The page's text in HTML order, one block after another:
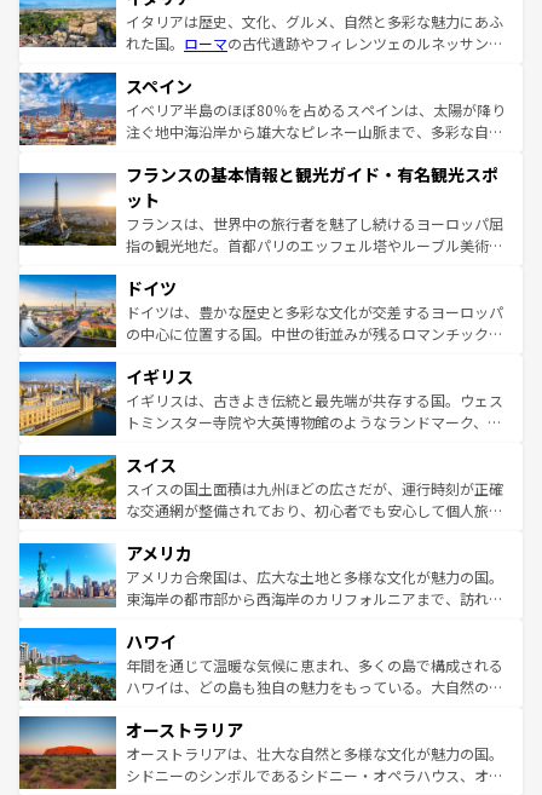
イタリアは歴史、文化、グルメ、自然と多彩な魅力にあふ
れた国。 ローマの古代遺跡やフィレンツェのルネッサンス
ろん、トスカーナの美しい田園風景やアマルフィ海岸の絶
景など、自然景観も見逃せない。観光の合間には、本場の
ピザやパスタなど、絶品のイタリア料理を堪能することも
ませてくれるイタリアで、忘れられない旅をしてみよう！
なお、新着のイタリア情報は
しい。
スペイン
イベリア半島のほぼ80％を占めるスペインは、太陽が降り
注ぐ地中海沿岸から雄大なピレネー山脈まで、多彩な自然
文化が根付くこの国では、情熱的なフラメンコ、熱気あふ
れる闘牛、そして美味しいタパスが生活の一部となってい
る。首都マドリードの洗練された雰囲気や、バルセロナの
アートに溢れた街角から、地方では古代ローマ遺跡や中世
せる。地方によって風土や気候が異なるスペインはその個
性で訪れる人を魅了する。 なお、新着のスペイン情報は コ
ンテンツ一覧を参照してほしい。
フランスの基本情報と観光ガイド・有名観光スポ
ット
フランスは、世界中の旅行者を魅了し続けるヨーロッパ屈
指の観光地だ。首都パリのエッフェル塔やルーブル美術館
で、幅広い魅力が詰まっている。華麗な宮殿、歴史的な大
聖堂、美しいビーチ、そして豊かな自然が、訪れる者を心
から魅了する。また、フランスは美食の国としても知ら
いる。シャンパンの発祥地であるランス、プロヴァンスの
香り高いラベンダー畑など、多彩な楽しみ方が可能だ。さ
らに、パリ以外の地域にも魅力が溢れており、どの街角に
れる地方に足を運ぶとそれぞれで全く異なる文化を体験で
きるだろう。 なお、新着のフランス情報はコンテンツ一覧
を参照してほしい。
ドイツ
ドイツは、豊かな歴史と多彩な文化が交差するヨーロッパ
の中心に位置する国。中世の街並みが残るロマンチック街
顔を持つこの国は、どこを歩いても飽きることがない。ベ
ルリンの文化的活気、バイエルン州のアルプスの絶景、そ
してライン川沿いのワイン畑といった風景は必見。ビール
は、お酒好きな人にはぜひ体験してほしい。 なお、新着の
ドイツ情報はコンテンツ一覧を参照してほしい。
イギリス
イギリスは、古きよき伝統と最先端が共存する国。ウェス
トミンスター寺院や大英博物館のようなランドマーク、歴
リアごとに異なる魅力がある。また、優雅なアフタヌーン
ティー、ビール好きにはたまらない英国パブ、サッカー観
戦など、本場だからこそできる体験も豊富。イギリスを旅
ンツ一覧を参照してほしい。
スイス
スイスの国土面積は九州ほどの広さだが、運行時刻が正確
な交通網が整備されており、初心者でも安心して個人旅行
の建物がそのまま残る町や、スイスならではのユニークな
博物館もあり、アルプス観光だけでなく町歩きも満喫する
ことができる。国民の所得が高いため物価も高いが、旅行
ば市内交通費無料で観光を楽しむこともできる。 なお、新
着のスイス情報はコンテンツ一覧 を参照してほしい。
アメリカ
アメリカ合衆国は、広大な土地と多様な文化が魅力の国。
東海岸の都市部から西海岸のカリフォルニアまで、訪れる
のような巨大都市は、観光、ショッピング、エンターテイ
ンメントが詰まった刺激的なスポットだ。一方、アメリカ
西部には大自然が広がり、グランドキャニオンやイエロー
部のニューオーリンズでは、音楽と美食が融合した独特の
文化が魅力。旅行者はアメリカの各地域で異なる魅力を楽
しみながら、その多様性と豊かな歴史を感じることができ
ハワイ
年間を通じて温暖な気候に恵まれ、多くの島で構成される
ハワイは、どの島も独自の魅力をもっている。大自然の神
ワイ島は見逃せない。また、定番の観光地といえばオアフ
島だが、静かな自然を求めるならマウイ島やカウアイ島が
おすすめ。エメラルドグリーンに輝く海をはじめ、豊かな
オーストラリア
オーストラリアは、壮大な自然と多様な文化が魅力の国。
シドニーのシンボルであるシドニー・オペラハウス、オー